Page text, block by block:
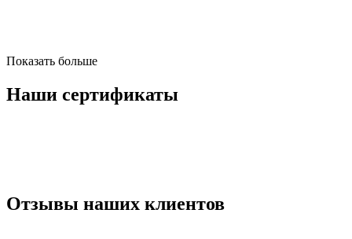
Показать больше
Наши сертификаты
Отзывы наших клиентов